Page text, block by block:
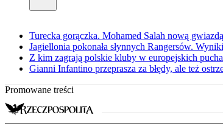
Turecka gorączka. Mohamed Salah nową
Jagiellonia pokonała słynnych Rangersów.
Z kim zagrają polskie kluby w europejskich
Gianni Infantino przeprasza za błędy, ale też
Promowane treści